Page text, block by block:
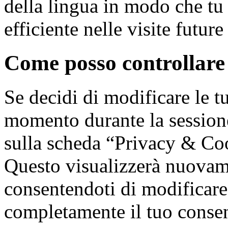
della lingua in modo che tu
efficiente nelle visite
Come posso
Se decidi di modificare le
momento durante la
sulla scheda “Privacy &
Questo visualizzerà
consentendoti di
completamente il tuo